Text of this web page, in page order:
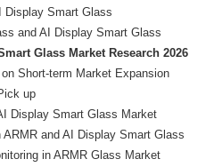
Display Smart Glass
Glass Market Research 2026
on Short-term Market Expansion
up
Display Smart Glass Market
ARMR and AI Display Smart Glass